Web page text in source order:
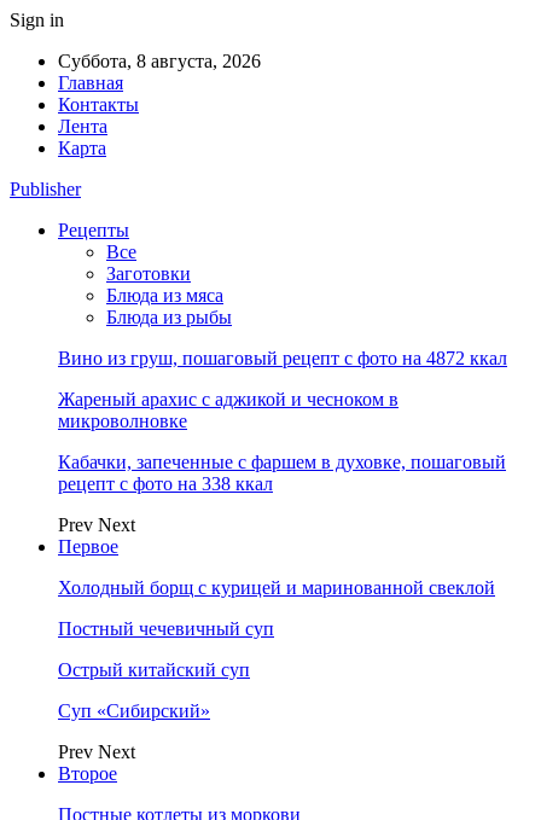
Sign in
Суббота, 8 августа, 2026
Главная
Контакты
Лента
Карта
Publisher
Рецепты
Все
Заготовки
Блюда из мяса
Блюда из рыбы
Вино из груш, пошаговый рецепт с фото на 4872 ккал
Жареный арахис с аджикой и чесноком в
микроволновке
Кабачки, запеченные с фаршем в духовке, пошаговый
рецепт с фото на 338 ккал
Prev Next
Первое
Холодный борщ с курицей и маринованной свеклой
Постный чечевичный суп
Острый китайский суп
Суп «Сибирский»
Prev Next
Второе
Постные котлеты из моркови